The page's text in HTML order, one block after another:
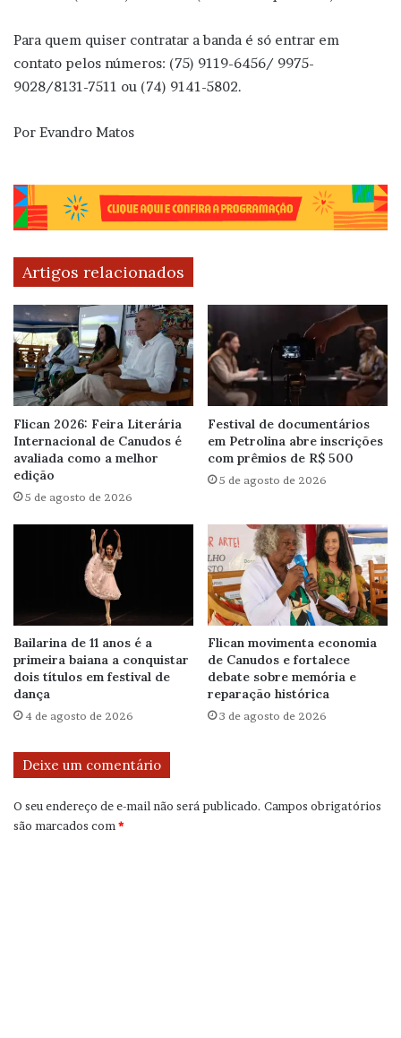
Para quem quiser contratar a banda é só entrar em
contato pelos números: (75) 9119-6456/ 9975-
9028/8131-7511 ou (74) 9141-5802.
Por Evandro Matos
Artigos relacionados
Flican 2026: Feira Literária
Internacional de Canudos é
avaliada como a melhor
edição
5 de agosto de 2026
Festival de documentários
em Petrolina abre inscrições
com prêmios de R$ 500
5 de agosto de 2026
Bailarina de 11 anos é a
primeira baiana a conquistar
dois títulos em festival de
dança
4 de agosto de 2026
Flican movimenta economia
de Canudos e fortalece
debate sobre memória e
reparação histórica
3 de agosto de 2026
Deixe um comentário
O seu endereço de e-mail não será publicado. Campos obrigatórios
são marcados com*